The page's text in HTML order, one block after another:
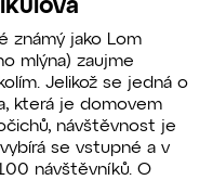
známý jako Lom
mlýna) zaujme
Jelikož se jedná o
která je domovem
návštěvnost je
se vstupné a v
návštěvníků. O